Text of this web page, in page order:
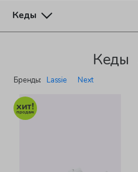
Кеды
Кеды
Бренды: Lassie Next